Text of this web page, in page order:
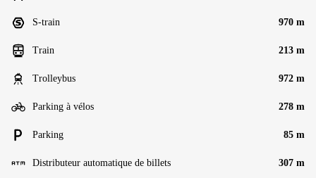
S-train 970 m
Train 213 m
Trolleybus 972 m
Parking à vélos 278 m
Parking 85 m
Distributeur automatique de billets 307 m